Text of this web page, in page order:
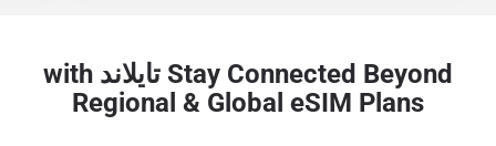
Stay Connected Beyond تايلاند with
Regional & Global eSIM Plans